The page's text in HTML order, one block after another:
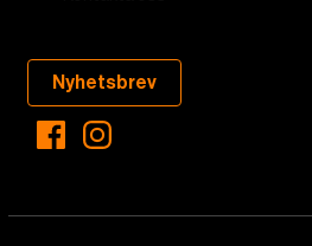
Nyhetsbrev